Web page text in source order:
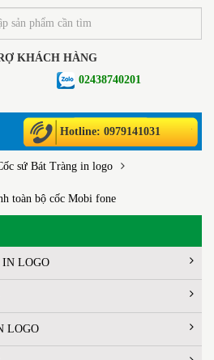
KHÁCH HÀNG
02438740201
Hotline: 0979141031
sứ Bát Tràng in logo
toàn bộ cốc Mobi fone
LOGO
LOGO